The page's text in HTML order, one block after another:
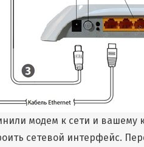
модем к сети и
сетевой интерфейс.